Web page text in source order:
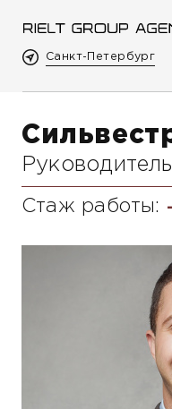
Санкт-Петербург
Руководитель
Стаж работы: -